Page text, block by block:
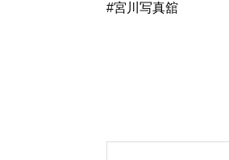
#宮川写真舘